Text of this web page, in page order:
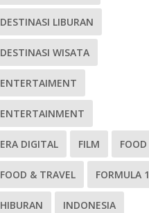
DESTINASI LIBURAN
DESTINASI WISATA
ENTERTAIMENT
ENTERTAINMENT
ERA DIGITAL FILM FOOD
FOOD & TRAVEL FORMULA 1
HIBURAN INDONESIA